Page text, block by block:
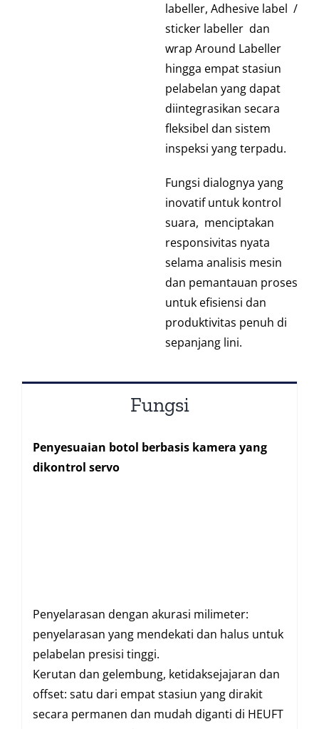
labeller, Adhesive label /
sticker labellerdan
wrap Around Labeller
hingga empat stasiun
pelabelan yang dapat
diintegrasikan secara
fleksibel dan sistem
inspeksi yang terpadu.
Fungsi dialognya yang
inovatif untuk kontrol
suara, menciptakan
responsivitas nyata
selama analisis mesin
dan pemantauan proses
untuk efisiensi dan
produktivitas penuh di
sepanjang lini.
Fungsi
Penyesuaian botol berbasis kamera yang
dikontrol servo
Penyelarasan dengan akurasi milimeter:
penyelarasan yang mendekati dan halus untuk
pelabelan presisi tinggi.
Kerutan dan gelembung, ketidaksejajaran dan
offset: satu dari empat stasiun yang dirakit
secara permanen dan mudah diganti di HEUFT